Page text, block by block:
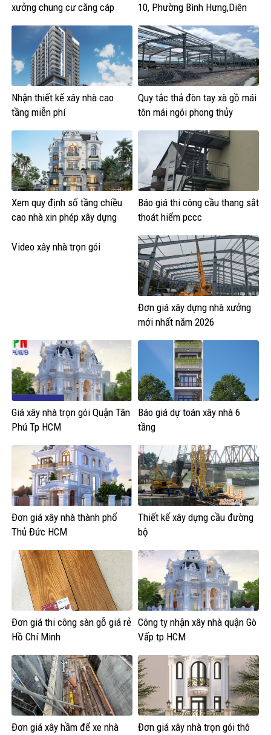
xưởng chung cư căng cáp
10, Phường Bình Hưng,Diên
Nhận thiết kế xây nhà cao
tầng miễn phí
Quy tắc thả đòn tay xà gồ mái
tôn mái ngói phong thủy
Xem quy định số tầng chiều
cao nhà xin phép xây dựng
Báo giá thi công cầu thang sắt
thoát hiểm pccc
Video xây nhà trọn gói
Đơn giá xây dựng nhà xưởng
mới nhất năm 2026
Giá xây nhà trọn gói Quận Tân
Phú Tp HCM
Báo giá dự toán xây nhà 6
tầng
Đơn giá xây nhà thành phố
Thủ Đức HCM
Thiết kế xây dựng cầu đường
bộ
Đơn giá thi công sàn gỗ giá rẻ
Hồ Chí Minh
Công ty nhận xây nhà quận Gò
Vấp tp HCM
Đơn giá xây hầm để xe nhà
Đơn giá xây nhà trọn gói thô